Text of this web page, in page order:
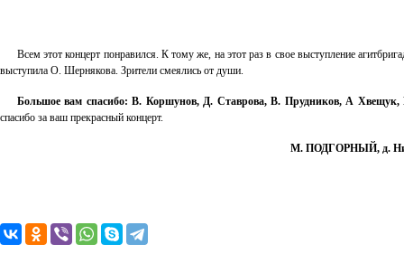
Всем этот концерт понравился. К тому же, на этот раз в свое выступление
выступила О. Шернякова. Зрители смеялись от души.
Большое вам спасибо: В. Коршунов, Д. Ставрова, В. Прудников, А
спасибо за ваш прекрасный концерт.
М. ПОДГОРНЫЙ, д.